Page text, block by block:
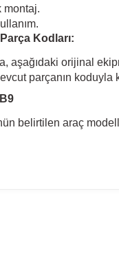
montaj.
Kodları:
aşağıdaki orijinal
parçanın koduyla
belirtilen araç